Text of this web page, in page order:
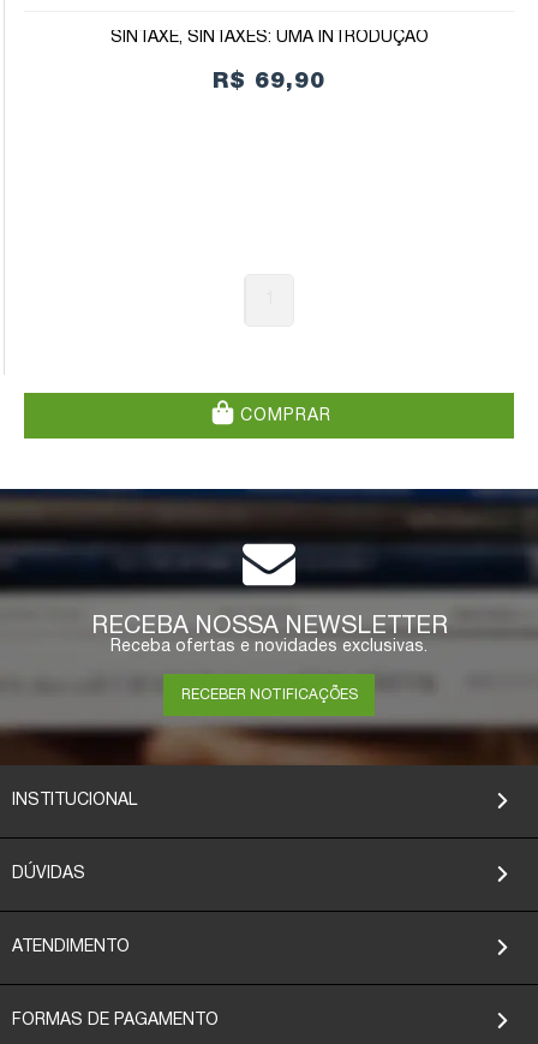
SINTAXE, SINTAXES: UMA INTRODUÇÃO
R$ 69,90
COMPRAR
RECEBA NOSSA NEWSLETTER
Receba ofertas e novidades exclusivas.
RECEBER NOTIFICAÇÕES
INSTITUCIONAL
DÚVIDAS
ATENDIMENTO
FORMAS DE PAGAMENTO